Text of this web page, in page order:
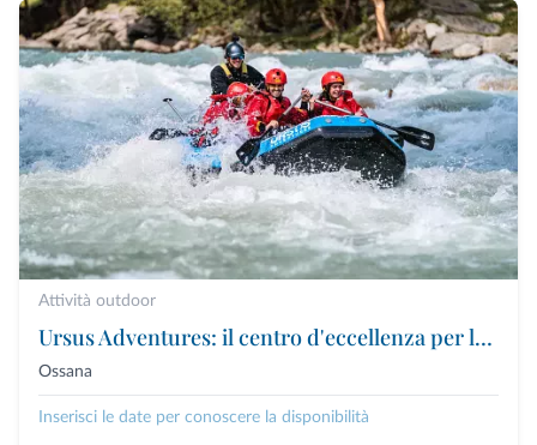
Attività outdoor
Ursus Adventures: il centro d'eccellenza per le attività outdoor premium in Trentino
Ossana
Inserisci le date per conoscere la disponibilità